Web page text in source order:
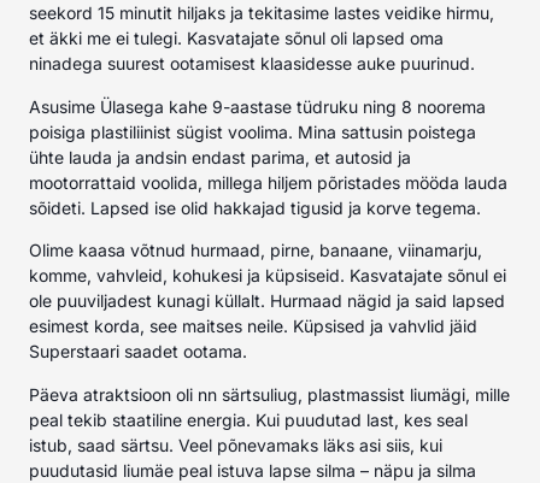
seekord 15 minutit hiljaks ja tekitasime lastes veidike hirmu,
et äkki me ei tulegi. Kasvatajate sõnul oli lapsed oma
ninadega suurest ootamisest klaasidesse auke puurinud.
Asusime Ülasega kahe 9-aastase tüdruku ning 8 noorema
poisiga plastiliinist sügist voolima. Mina sattusin poistega
ühte lauda ja andsin endast parima, et autosid ja
mootorrattaid voolida, millega hiljem põristades mööda lauda
sõideti. Lapsed ise olid hakkajad tigusid ja korve tegema.
Olime kaasa võtnud hurmaad, pirne, banaane, viinamarju,
komme, vahvleid, kohukesi ja küpsiseid. Kasvatajate sõnul ei
ole puuviljadest kunagi küllalt. Hurmaad nägid ja said lapsed
esimest korda, see maitses neile. Küpsised ja vahvlid jäid
Superstaari saadet ootama.
Päeva atraktsioon oli nn särtsuliug, plastmassist liumägi, mille
peal tekib staatiline energia. Kui puudutad last, kes seal
istub, saad särtsu. Veel põnevamaks läks asi siis, kui
puudutasid liumäe peal istuva lapse silma – näpu ja silma